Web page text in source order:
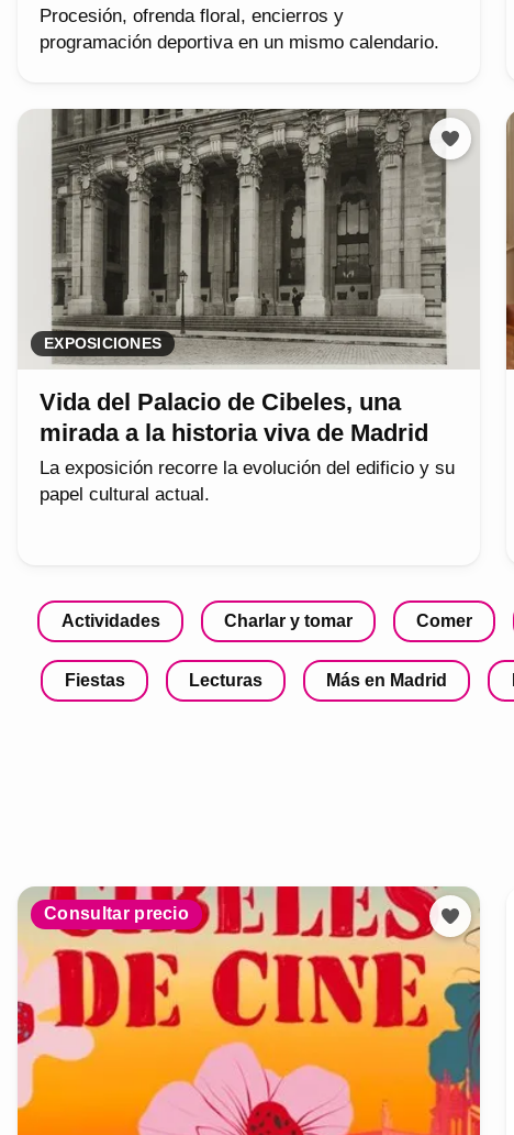
Procesión, ofrenda floral, encierros y
programación deportiva en un mismo calendario.
EXPOSICIONES
Vida del Palacio de Cibeles, una
mirada a la historia viva de Madrid
La exposición recorre la evolución del edificio y su
papel cultural actual.
Actividades Charlar y tomar Comer
Fiestas Lecturas Más en Madrid
Consultar precio